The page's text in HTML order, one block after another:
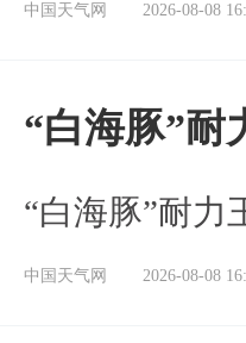
中国天气网 2026-08-08
“白海豚”耐
“白海豚”耐力
中国天气网 2026-08-08